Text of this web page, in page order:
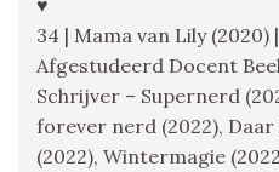
34 | Mama van Lily
Afgestudeerd Docent
Schrijver – Supernerd
forever nerd (2022),
(2022), Wintermagie